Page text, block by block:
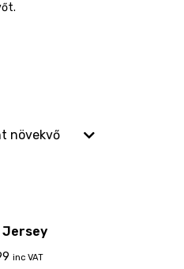
Jersey
inc VAT